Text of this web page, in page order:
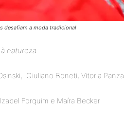
desafiam a moda tradicional
natureza
Giuliano Boneti, Vitoria
Forquim e Maíra Becker